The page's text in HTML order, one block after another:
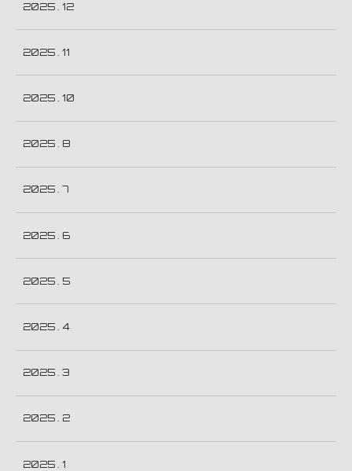
2025 . 12
2025 . 11
2025 . 10
2025 . 8
2025 . 7
2025 . 6
2025 . 5
2025 . 4
2025 . 3
2025 . 2
2025 . 1